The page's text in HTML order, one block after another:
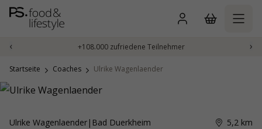
Zum
Inhalt
springen
‹ +108.000 zufriedene Teilnehmer ›
Startseite Coaches Ulrike Wagenlaender
Ulrike Wagenlaender | Bad Duerkheim 5,2 km